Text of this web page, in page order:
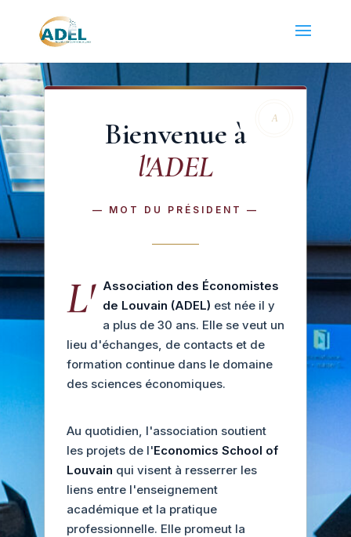
Bienvenue à
l'ADEL
— MOT DU PRÉSIDENT —
L'
Association des Économistes
de Louvain (ADEL) est née il y
a plus de 30 ans. Elle se veut un
lieu d'échanges, de contacts et de
formation continue dans le domaine
des sciences économiques.
Au quotidien, l'association soutient
les projets de l'Economics School of
Louvain qui visent à resserrer les
liens entre l'enseignement
académique et la pratique
professionnelle. Elle promeut la